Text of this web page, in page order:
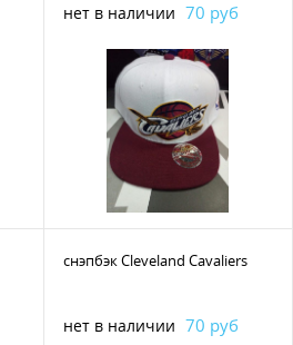
нет в наличии 70 руб
снэпбэк Cleveland Cavaliers
нет в наличии 70 руб